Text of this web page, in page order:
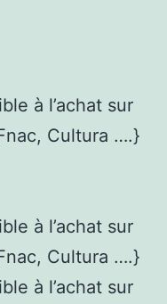
à l’achat sur
Cultura ….}
à l’achat sur
Cultura ….}
à l’achat sur